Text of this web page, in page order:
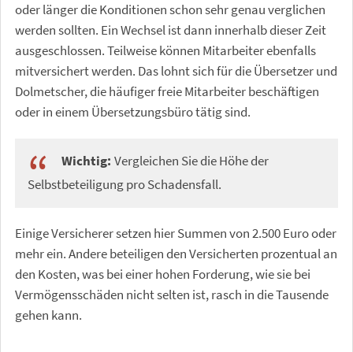
oder länger die Konditionen schon sehr genau verglichen
werden sollten. Ein Wechsel ist dann innerhalb dieser Zeit
ausgeschlossen. Teilweise können Mitarbeiter ebenfalls
mitversichert werden. Das lohnt sich für die Übersetzer und
Dolmetscher, die häufiger freie Mitarbeiter beschäftigen
oder in einem Übersetzungsbüro tätig sind.
Wichtig: Vergleichen Sie die Höhe der
Selbstbeteiligung pro Schadensfall.
Einige Versicherer setzen hier Summen von 2.500 Euro oder
mehr ein. Andere beteiligen den Versicherten prozentual an
den Kosten, was bei einer hohen Forderung, wie sie bei
Vermögensschäden nicht selten ist, rasch in die Tausende
gehen kann.